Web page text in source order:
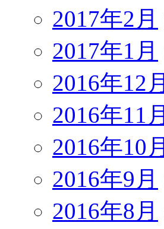
2017年2月
2017年1月
2016年12月
2016年11月
2016年10月
2016年9月
2016年8月